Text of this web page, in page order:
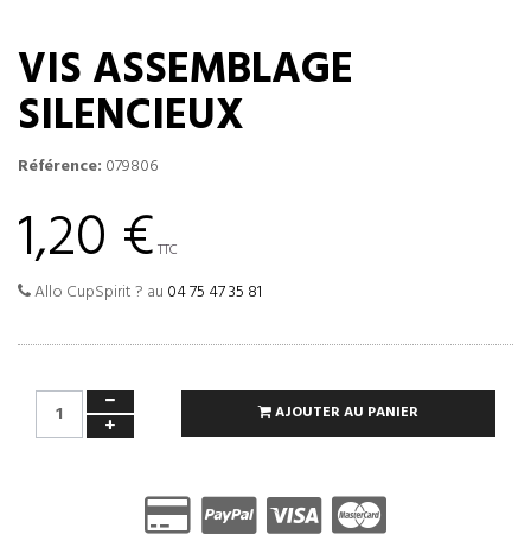
VIS ASSEMBLAGE
SILENCIEUX
Référence: 079806
1,20 € TTC
Allo CupSpirit ? au 04 75 47 35 81
AJOUTER AU PANIER